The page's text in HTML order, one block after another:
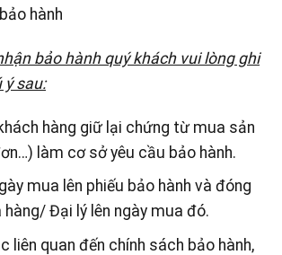
hành
bảo hành quý khách vui lòng ghi
ý sau:
hàng giữ lại chứng từ mua sản
làm cơ sở yêu cầu bảo hành.
mua lên phiếu bảo hành và đóng
hàng/ Đại lý lên ngày mua đó.
liên quan đến chính sách bảo hành,